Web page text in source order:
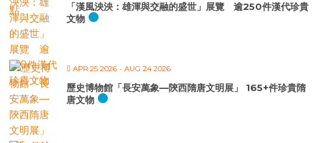
「漢風泱泱：雄渾與交融的盛世」展覽 逾250件漢代珍貴
文物
APR 25 2026 - AUG 24 2026
歷史博物館「長安萬象—陝西隋唐文明展」 165+件珍貴隋
唐文物